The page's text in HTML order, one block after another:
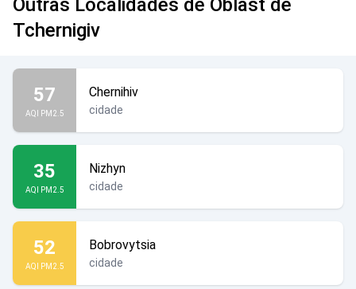
Outras Localidades de Oblast de
Tchernigiv
57
AQI PM2.5
Chernihiv
cidade
35
AQI PM2.5
Nizhyn
cidade
52
AQI PM2.5
Bobrovytsia
cidade